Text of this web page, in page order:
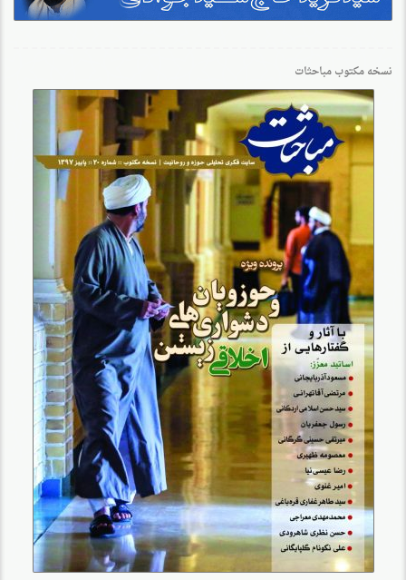
نسخه مکتوب مباحثات